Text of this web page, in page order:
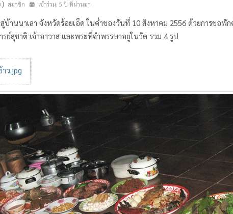
สมาชิก เข้าร่วม: 5 ปี ที่ผ่านมา
บ้านนาเลา จังหวัดร้อยเอ็ด ในค่ำของวันที่ 10 สิงหาคม 2556 ด้วยการขอ
ย์สุชาติ เจ้าอาวาส และพระที่จำพรรษาอยู่ในวัด รวม 4 รูป
ว.jpg